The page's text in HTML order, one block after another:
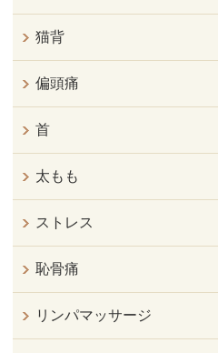
猫背
偏頭痛
首
太もも
ストレス
恥骨痛
リンパマッサージ